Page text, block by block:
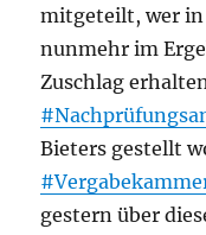
mitgeteilt, wer
nunmehr im
Zuschlag
Bieters gestellt
gestern über